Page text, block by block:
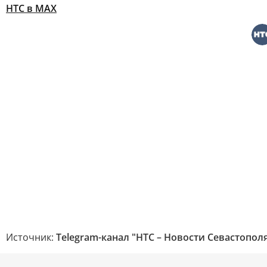
НТС в МАХ
Источник: Telegram-канал "НТС – Новости